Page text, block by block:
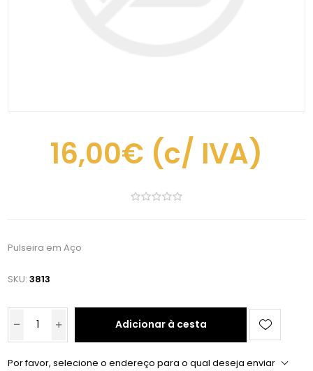
16,00€ (c/ IVA)
Pulseira em Aço
SKU: 3813
Adicionar à cesta
Por favor, selecione o endereço para o qual deseja enviar